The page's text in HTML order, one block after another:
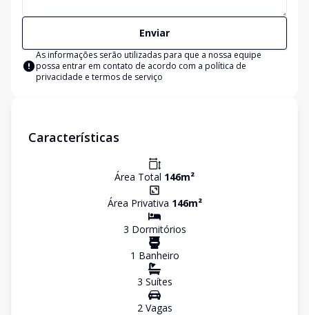
Enviar
As informações serão utilizadas para que a nossa equipe
possa entrar em contato de acordo com a política de
privacidade e termos de serviço
Características
Área Total 146m²
Área Privativa 146m²
3 Dormitórios
1 Banheiro
3 Suítes
2Vagas